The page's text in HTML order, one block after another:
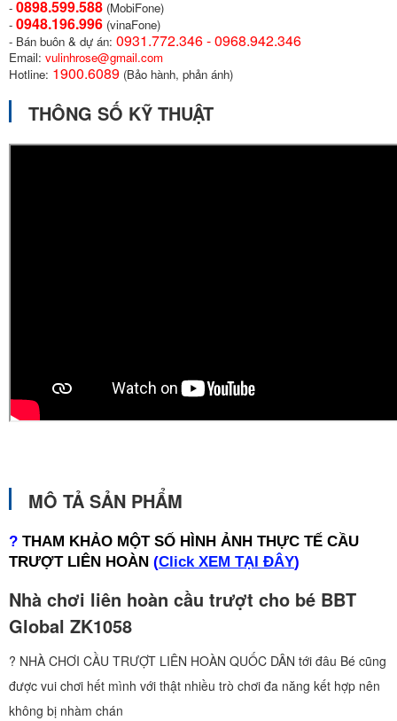
- 0898.599.588 (MobiFone)
- 0948.196.996 (vinaFone)
- Bán buôn & dự án: 0931.772.346 - 0968.942.346
Email: vulinhrose@gmail.com
Hotline: 1900.6089 (Bảo hành, phản ánh)
THÔNG SỐ KỸ THUẬT
MÔ TẢ SẢN PHẨM
? THAM KHẢO MỘT SỐ HÌNH ẢNH THỰC TẾ CẦU
TRƯỢT LIÊN HOÀN (Click XEM TẠI ĐÂY)
Nhà chơi liên hoàn cầu trượt cho bé BBT
Global ZK1058
? NHÀ CHƠI CẦU TRƯỢT LIÊN HOÀN QUỐC DÂN tới đâu Bé cũng
được vui chơi hết mình với thật nhiều trò chơi đa năng kết hợp nên
không bị nhàm chán